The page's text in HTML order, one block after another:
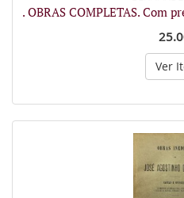
. OBRAS COMPLETAS. Com
Ver